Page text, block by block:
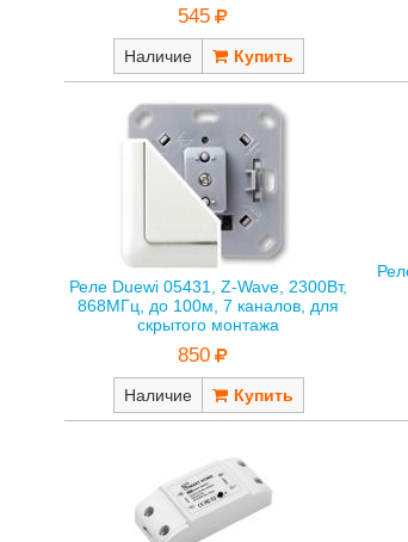
545
Наличие
Реле Duewi 05431, Z-Wave, 2300Вт,
868МГц, до 100м, 7 каналов, для
скрытого монтажа
850
Наличие